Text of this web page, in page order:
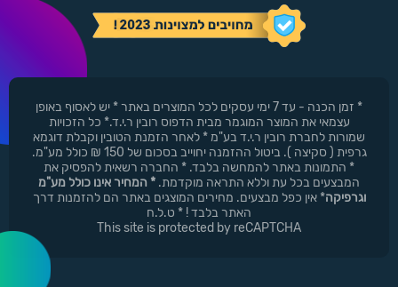
* זמן הכנה - עד 7 ימי עסקים לכל המוצרים באתר * יש לאסוף באופן
עצמאי את המוצר המוגמר מבית הדפוס רובין ר.י.ד.* כל הזכויות
שמורות לחברת רובין ר.י.ד בע"מ * לאחר הזמנת הטובין וקבלת דוגמא
גרפית ( סקיצה ). ביטול ההזמנה יחוייב בסכום של 150 ₪ כולל מע"מ.
* התמונות באתר להמחשה בלבד. * החברה רשאית להפסיק את
המבצעים בכל עת וללא התראה מוקדמת. * המחיר אינו כולל מע"מ
וגרפיקה* אין כפל מבצעים. מחירים המוצגים באתר הם להזמנות דרך
האתר בלבד ! * ט.ל.ח
This site is protected by reCAPTCHA